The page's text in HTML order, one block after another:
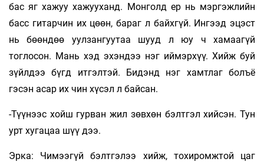
бас яг хажуу хажууханд. Монголд ер нь мэргэжлийн
басс гитарчин их цөөн, бараг л байхгүй. Ингээд эцэст
нь бөөндөө уулзангуутаа шууд л юу ч хамаагүй
тоглосон. Мань хэд эхэндээ нэг иймэрхүү. Хийж буй
зүйлдээ бүгд итгэлтэй. Бидэнд нэг хамтлаг болъё
гэсэн асар их чин хүсэл л байсан.
-Түүнээс хойш гурван жил зөвхөн бэлтгэл хийсэн. Тун
урт хугацаа шүү дээ.
Эрка: Чимээгүй бэлтгэлээ хийж, тохиромжтой цаг